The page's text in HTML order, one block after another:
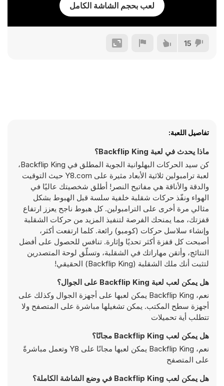
لعب بحجم الشاشة الكامل
15
تفاصيل اللعبة:
ماذا يحدث في لعبة Backflip King؟
كن سيد الحركات البهلوانية الجوية المطلق في Backflip King،
لعبة ترامبولين ثلاثية الأبعاد مثيرة على Y8.com حيث التوقيت
والدقة والأناقة هي مفاتيح النصر! أطلق شخصيتك عاليًا في
الهواء ونفّذ حركات شقلبة خلفية سلسة قبل الهبوط بشكل
مثالي مرة أخرى على الترامبولين. كل هبوط ناجح يعزز ارتفاع
قفزتك، مما يمنحك الفرصة لتنفيذ المزيد من حركات الشقلبة
وإنشاء سلاسل حركات (كومبو) رائعة. كلما ارتفعت أكثر،
أصبحت كل قفزة أكثر تحديًا وإثارة. تنافس للحصول على أفضل
النتائج، وأتقن مهاراتك في الشقلبة، وتسلّق لوحة المتصدرين
لتثبت أنك ملك الشقلبة (Backflip King) الحقيقي!
هل يمكن لعب لعبة Backflip King على الجوال؟
نعم، Backflip King يمكن لعبها على أجهزة الجوال وكذلك على
أجهزة سطح المكتب. يمكن تشغيلها مباشرة على المتصفح ولا
تتطلب أية تحميلات
هل يمكن لعب Backflip King مجانًا؟
نعم، Backflip King يمكن لعبها مجانًا على Y8 وتعمل مباشرةً
على المتصفح
هل يمكن لعب Backflip King في وضع الشاشة الكاملة؟